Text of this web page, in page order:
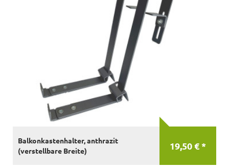
19,50 € *
Balkonkastenhalter, anthrazit
(verstellbare Breite)